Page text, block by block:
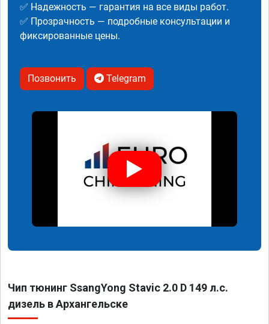
✅ Надежность — гарантия на все виды работ.
✅ Прозрачность — подробные консультации и
фиксированные цены.
Позвонить Telegram
Чип тюнинг SsangYong Stavic 2.0 D 149 л.с.
дизель в Архангельске